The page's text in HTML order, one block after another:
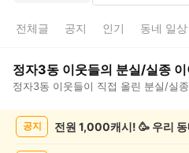
전체글 공지 인기 동네 일상
정자3동 이웃들의 분실/실종
정자3동 이웃들이 직접 올린 분실/실종
공지 전원 1,000캐시! 🥳 우리